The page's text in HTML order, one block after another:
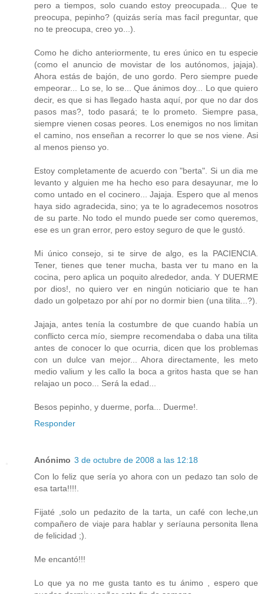
pero a tiempos, solo cuando estoy preocupada... Que te
preocupa, pepinho? (quizás sería mas facil preguntar, que
no te preocupa, creo yo...).
Como he dicho anteriormente, tu eres único en tu especie
(como el anuncio de movistar de los autónomos, jajaja).
Ahora estás de bajón, de uno gordo. Pero siempre puede
empeorar... Lo se, lo se... Que ánimos doy... Lo que quiero
decir, es que si has llegado hasta aquí, por que no dar dos
pasos mas?, todo pasará; te lo prometo. Siempre pasa,
siempre vienen cosas peores. Los enemigos no nos limitan
el camino, nos enseñan a recorrer lo que se nos viene. Asi
al menos pienso yo.
Estoy completamente de acuerdo con "berta". Si un dia me
levanto y alguien me ha hecho eso para desayunar, me lo
como untado en el cocinero... Jajaja. Espero que al menos
haya sido agradecida, sino; ya te lo agradecemos nosotros
de su parte. No todo el mundo puede ser como queremos,
ese es un gran error, pero estoy seguro de que le gustó.
Mi único consejo, si te sirve de algo, es la PACIENCIA.
Tener, tienes que tener mucha, basta ver tu mano en la
cocina, pero aplica un poquito alrededor, anda. Y DUERME
por dios!, no quiero ver en ningún noticiario que te han
dado un golpetazo por ahí por no dormir bien (una tilita...?).
Jajaja, antes tenía la costumbre de que cuando había un
conflicto cerca mío, siempre recomendaba o daba una tilita
antes de conocer lo que ocurria, dicen que los problemas
con un dulce van mejor... Ahora directamente, les meto
medio valium y les callo la boca a gritos hasta que se han
relajao un poco... Será la edad...
Besos pepinho, y duerme, porfa... Duerme!.
Responder
Anónimo 3 de octubre de 2008 a las 12:18
Con lo feliz que sería yo ahora con un pedazo tan solo de
esa tarta!!!!.
Fijaté ,solo un pedazito de la tarta, un café con leche,un
compañero de viaje para hablar y seríauna personita llena
de felicidad ;).
Me encantó!!!
Lo que ya no me gusta tanto es tu ánimo , espero que